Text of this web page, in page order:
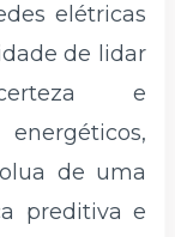
elétricas
de lidar
e
de uma
preditiva e